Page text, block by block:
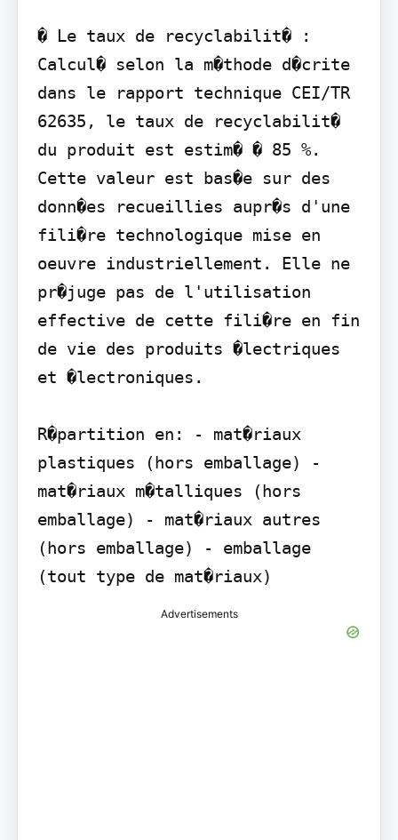
� Le taux de recyclabilit� :
Calcul� selon la m�thode d�crite
dans le rapport technique CEI/TR
62635, le taux de recyclabilit�
du produit est estim� � 85 %.
Cette valeur est bas�e sur des
donn�es recueillies aupr�s d'une
fili�re technologique mise en
oeuvre industriellement. Elle ne
pr�juge pas de l'utilisation
effective de cette fili�re en fin
de vie des produits �lectriques
et �lectroniques.
R�partition en: - mat�riaux
plastiques (hors emballage) -
mat�riaux m�talliques (hors
emballage) - mat�riaux autres
(hors emballage) - emballage
(tout type de mat�riaux)
Advertisements